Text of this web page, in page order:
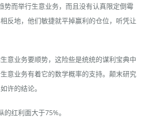
势而举行生意业务，而且没有认真限定倒霉
反地，他们敏捷就平掉赢利的仓位，听凭让
意业务要顺势，这险些是统统的谋利宝典中
意业务有着它的数学概率的支持。颠末研究
许的结论。
的红利面大于75%。